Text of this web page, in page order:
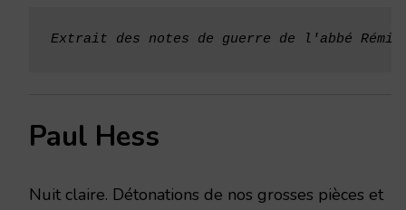
Extrait des notes de guerre de l'abbé
Paul Hess
Nuit claire. Détonations de nos grosses pièces et